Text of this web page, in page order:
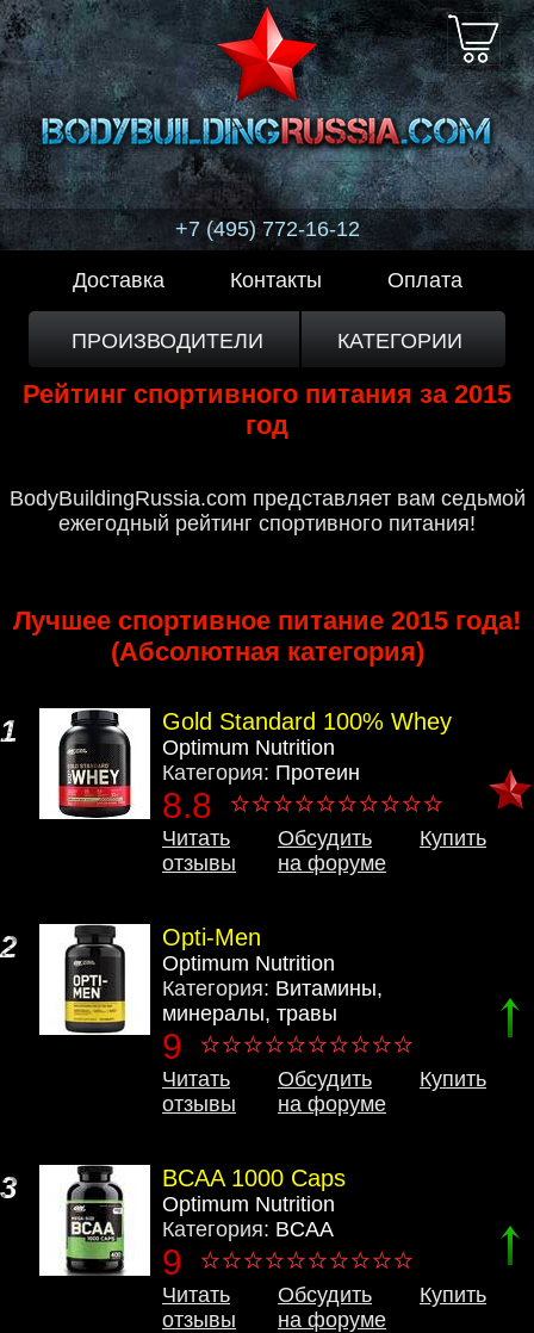
+7 (495) 772-16-12
Доставка Контакты Оплата
ПРОИЗВОДИТЕЛИ КАТЕГОРИИ
Рейтинг спортивного питания за 2015
год
BodyBuildingRussia.com представляет вам седьмой
ежегодный рейтинг спортивного питания!
Лучшее спортивное питание 2015 года!
(Абсолютная категория)
1 Gold Standard 100% Whey
Optimum Nutrition
Категория: Протеин
8.8
Читать
отзывы
Обсудить
на форуме
Купить
2 Opti-Men
Optimum Nutrition
Категория: Витамины,
минералы, травы
9
Читать
отзывы
Обсудить
на форуме
Купить
3 BCAA 1000 Caps
Optimum Nutrition
Категория: BCAA
9
Читать
отзывы
Обсудить
на форуме
Купить